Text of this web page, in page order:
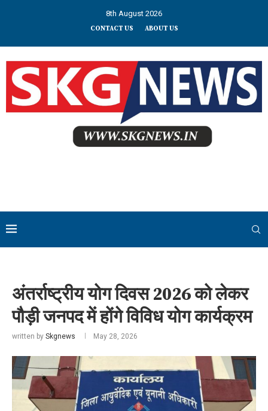
8th August 2026
CONTACT US ABOUT US
अंतर्राष्ट्रीय योग दिवस 2026 को लेकर
पौड़ी जनपद में होंगे विविध योग कार्यक्रम
written by Skgnews May 28, 2026